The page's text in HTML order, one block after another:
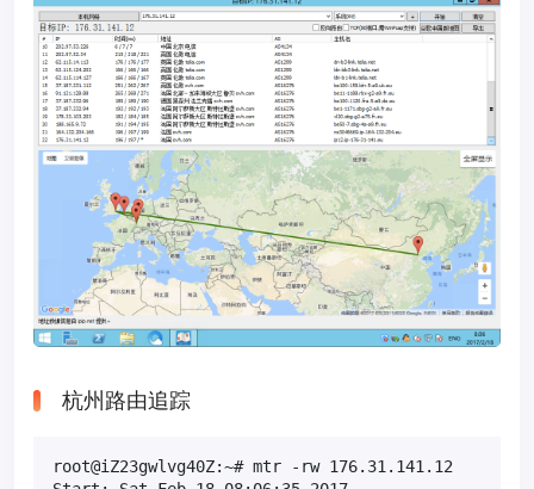
杭州路由追踪
root@iZ23gwlvg40Z:~# mtr -rw 176.31.141.12